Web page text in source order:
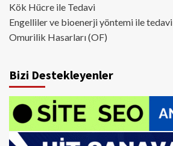
Kök Hücre ile Tedavi
Engelliler ve bioenerji yöntemi ile tedavi
Omurilik Hasarları (OF)
Bizi Destekleyenler